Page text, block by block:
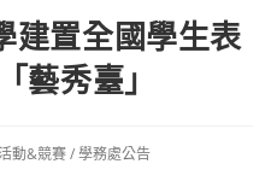
建置全國學生表
藝秀臺」
動&競賽/學務處公告